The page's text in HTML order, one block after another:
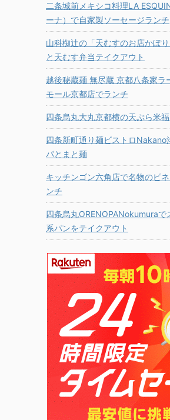
二条城前メキシコ料理LA
ーナ）で自家製ソーセージランチ
山科椥辻の「天むすのお店かぽ
と天むす弁当テイクアウト
越後秘蔵麺 無尽蔵 京都八条家ラ
モール京都店でランチ
四条烏丸大丸京都横の天ぷら米
四条新町通り麺ビストロNakano
パとまと麺
キッチンゴン六角店で名物のピ
ンチ
四条烏丸ORENOPANokumuraで
系パンをテイクアウト